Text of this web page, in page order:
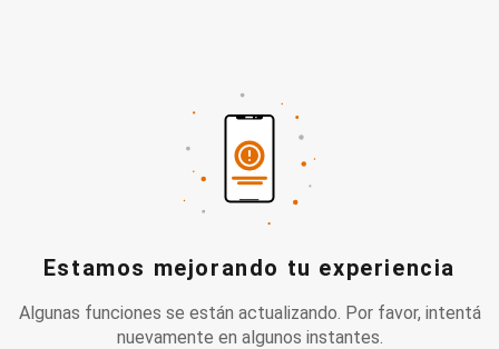
Estamos mejorando tu experiencia
Algunas funciones se están actualizando. Por favor, intentá
nuevamente en algunos instantes.